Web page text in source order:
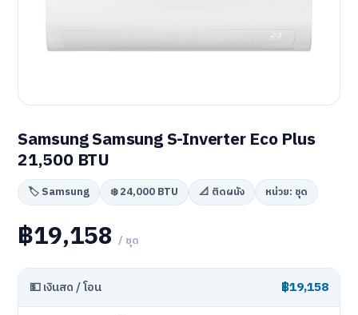
Samsung Samsung S-Inverter Eco Plus
21,500 BTU
🏷️ Samsung ❄️ 24,000 BTU 📐 ติดผนัง หน่วย: ชุด
฿19,158 / ชุด
💵 เงินสด / โอน ฿19,158